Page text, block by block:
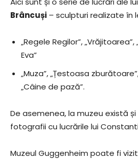
Brâncuși – sculpturi realizate în
„Regele Regilor”, „Vrăjitoarea”,
Eva”
„Muza”, „Țestoasa
„Câine de pază”.
De asemenea, la muzeu există
fotografii cu lucrările lui
Muzeul Guggenheim poate fi